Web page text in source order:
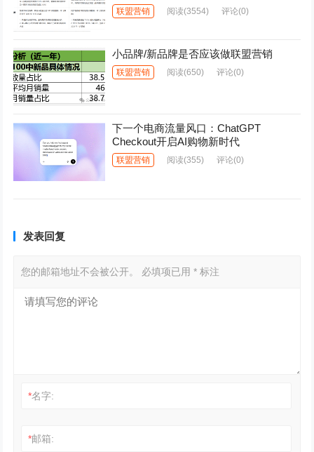
联盟营销 阅读(3554) 评论(0)
小品牌/新品牌是否应该做联盟营销
联盟营销 阅读(650) 评论(0)
下一个电商流量风口：ChatGPT
Checkout开启AI购物新时代
联盟营销 阅读(355) 评论(0)
发表回复
您的邮箱地址不会被公开。 必填项已用* 标注
*名字:
*邮箱: